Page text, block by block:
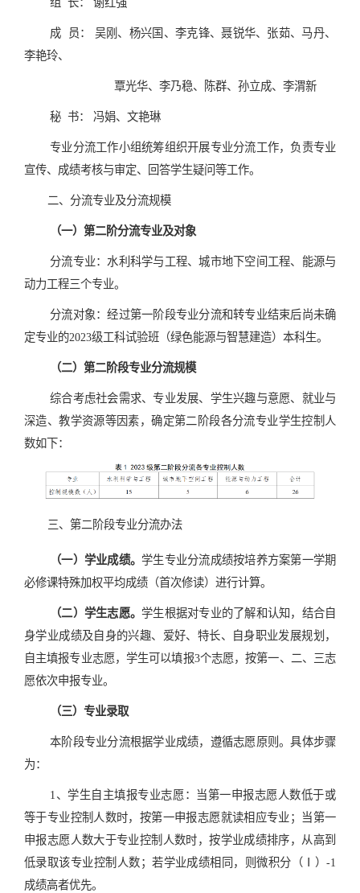
成 员：
吴刚、杨兴国、李克锋、聂锐华、张茹、马丹、
李艳玲、
覃光华、李乃稳、陈群、孙立成、李渭新
秘 书： 冯娟、文艳琳
专业分流工作小组统筹组织开展专业分流工作， 负责专业
宣传、 成绩考核与审定、 回答学生疑问等工作。
二、分流专业及分流规模
（一）第二阶分流专业及对象
分流专业：水利科学与工程、城市地下空间工程、能源与
动力工程三个专业。
分流对象：经过第一阶段专业分流和转专业结束后尚未确
定专业的2023级工科试验班（绿色能源与智慧建造）本科生。
（二）第二阶段专业分流规模
综合考虑社会需求、专业发展、 学生兴趣与意愿、就业与
深造、教学资源等因素，确定第二阶段各分流专业学生控制人
数如下：
三、第二阶段专业分流办法
（一）学业成绩。 学生专业分流成绩按培养方案第一学期
必修课特殊加权平均成绩（首次修读） 进行计算。
（二）学生志愿。 学生根据对专业的了解和认知，结合自
身学业成绩及自身的兴趣、爱好、特长、自身职业发展规划，
自主填报专业志愿，学生可以填报3个志愿，按第一、二、三志
愿依次申报专业。
（三）专业录取
本阶段专业分流根据学业成绩，遵循志愿原则。具体步骤
为：
1 、学生自主填报专业志愿 ： 当第一申报志愿人数低于或
等于专业控制人数时，按第一申报志愿就读相应专业；当第一
申报志愿人数大于专业控制人数时，按学业成绩排序，从高到
低录取该专业控制人数；若学业成绩相同，则微积分（ ）-1
成绩高者优先。